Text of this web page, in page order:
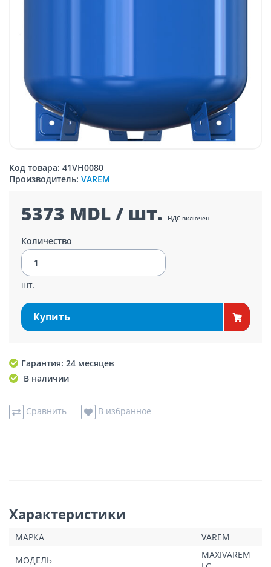
Код товара: 41VH0080
Производитель: VAREM
5373 MDL / шт. НДС включен
Количество
шт.
Купить
Гарантия: 24 месяцев
В наличии
Сравнить В избранное
Характеристики
МАРКА
VAREM
МОДЕЛЬ
MAXIVAREM